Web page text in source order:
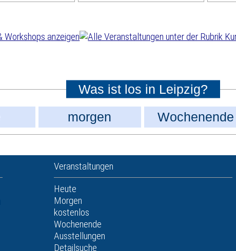
Was ist los in Leipzig?
morgen Wochenende
Veranstaltungen
Heute
Morgen
kostenlos
Wochenende
Ausstellungen
Detailsuche